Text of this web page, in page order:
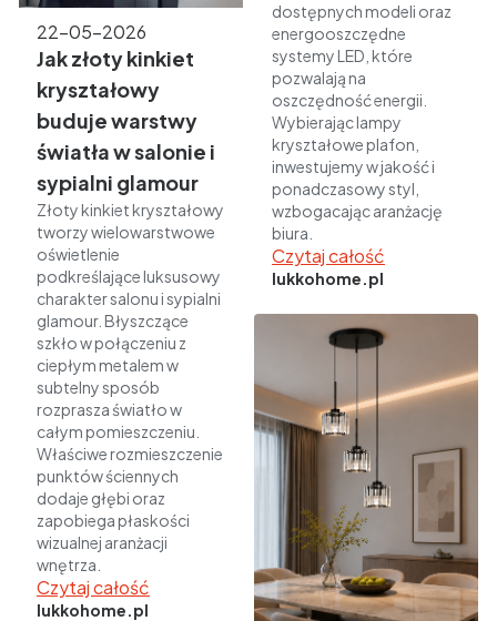
22-05-2026
Jak złoty kinkiet
kryształowy
buduje warstwy
światła w salonie i
sypialni glamour
Złoty kinkiet kryształowy
tworzy wielowarstwowe
oświetlenie
podkreślające luksusowy
charakter salonu i sypialni
glamour. Błyszczące
szkło w połączeniu z
ciepłym metalem w
subtelny sposób
rozprasza światło w
całym pomieszczeniu.
Właściwe rozmieszczenie
punktów ściennych
dodaje głębi oraz
zapobiega płaskości
wizualnej aranżacji
wnętrza.
Czytaj całość
lukkohome.pl
dostępnych modeli oraz
energooszczędne
systemy LED, które
pozwalają na
oszczędność energii.
Wybierając lampy
kryształowe plafon,
inwestujemy w jakość i
ponadczasowy styl,
wzbogacając aranżację
biura.
Czytaj całość
lukkohome.pl